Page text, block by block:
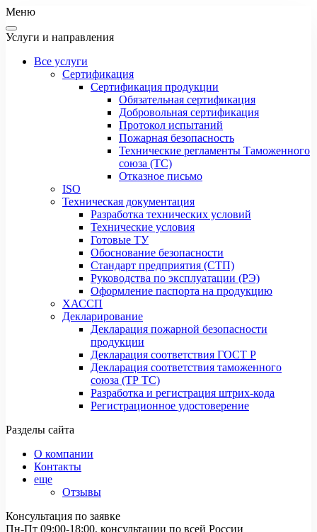
Меню
Услуги и направления
Все услуги
Сертификация
Сертификация продукции
Обязательная сертификация
Добровольная сертификация
Протокол испытаний
Пожарная безопасность
Технические регламенты Таможенного
союза (ТС)
Отказное письмо
ISO
Техническая документация
Разработка технических условий
Технические условия
Готовые ТУ
Обоснование безопасности
Стандарт предприятия (СТП)
Руководства по эксплуатации (РЭ)
Оформление паспорта на продукцию
ХАССП
Декларирование
Декларация пожарной безопасности
продукции
Декларация соответствия ГОСТ Р
Декларация соответствия таможенного
союза (ТР ТС)
Разработка и регистрация штрих-кода
Регистрационное удостоверение
Разделы сайта
О компании
Контакты
еще
Отзывы
Консультация по заявке
Пн-Пт 09:00-18:00, консультации по всей России